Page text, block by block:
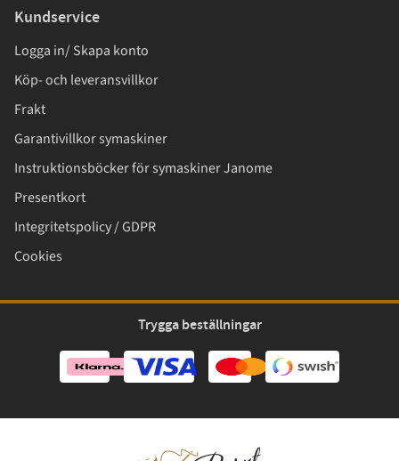
Kundservice
Logga in/ Skapa konto
Köp- och leveransvillkor
Frakt
Garantivillkor symaskiner
Instruktionsböcker för symaskiner Janome
Presentkort
Integritetspolicy / GDPR
Cookies
Trygga beställningar